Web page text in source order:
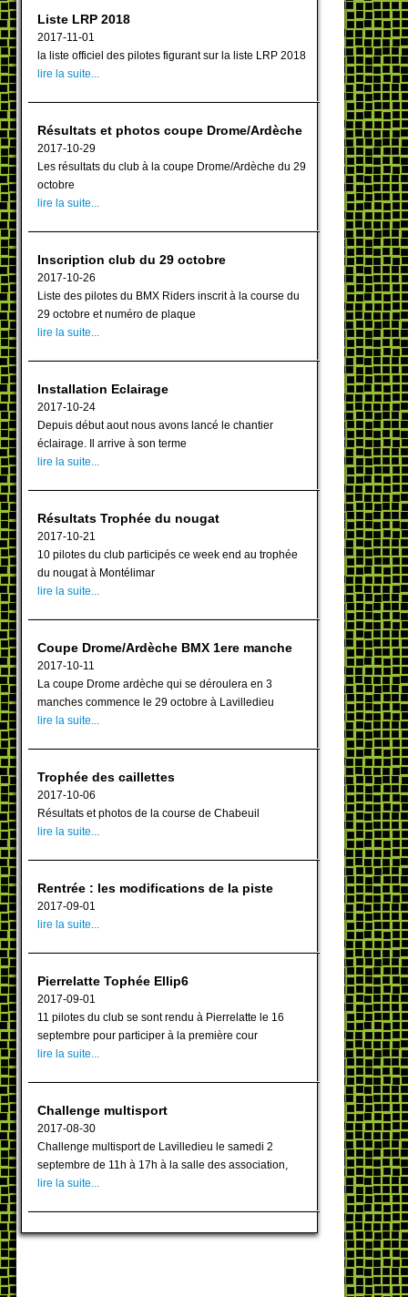
Liste LRP 2018
2017-11-01
la liste officiel des pilotes figurant sur la liste LRP 2018
lire la suite...
Résultats et photos coupe Drome/Ardèche
2017-10-29
Les résultats du club à la coupe Drome/Ardèche du 29
octobre
lire la suite...
Inscription club du 29 octobre
2017-10-26
Liste des pilotes du BMX Riders inscrit à la course du
29 octobre et numéro de plaque
lire la suite...
Installation Eclairage
2017-10-24
Depuis début aout nous avons lancé le chantier
éclairage. Il arrive à son terme
lire la suite...
Résultats Trophée du nougat
2017-10-21
10 pilotes du club participés ce week end au trophée
du nougat à Montélimar
lire la suite...
Coupe Drome/Ardèche BMX 1ere manche
2017-10-11
La coupe Drome ardèche qui se déroulera en 3
manches commence le 29 octobre à Lavilledieu
lire la suite...
Trophée des caillettes
2017-10-06
Résultats et photos de la course de Chabeuil
lire la suite...
Rentrée : les modifications de la piste
2017-09-01
lire la suite...
Pierrelatte Tophée Ellip6
2017-09-01
11 pilotes du club se sont rendu à Pierrelatte le 16
septembre pour participer à la première cour
lire la suite...
Challenge multisport
2017-08-30
Challenge multisport de Lavilledieu le samedi 2
septembre de 11h à 17h à la salle des association,
lire la suite...